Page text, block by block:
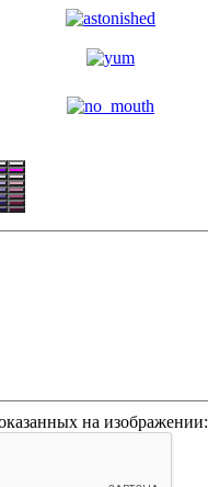
на изображении: